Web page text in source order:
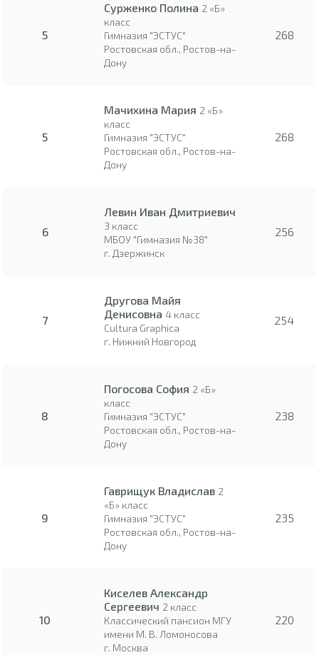
5
Сурженко Полина 2 «Б»
класс
Гимназия "ЭСТУС"
Ростовская обл., Ростов-на-
Дону
268
5
Мачихина Мария 2 «Б»
класс
Гимназия "ЭСТУС"
Ростовская обл., Ростов-на-
Дону
268
6
Левин Иван Дмитриевич
3 класс
МБОУ "Гимназия №38"
г. Дзержинск
256
7
Другова Майя
Денисовна 4 класс
Cultura Graphica
г. Нижний Новгород
254
8
Погосова София 2 «Б»
класс
Гимназия "ЭСТУС"
Ростовская обл., Ростов-на-
Дону
238
9
Гаврищук Владислав 2
«Б» класс
Гимназия "ЭСТУС"
Ростовская обл., Ростов-на-
Дону
235
10
Киселев Александр
Сергеевич 2 класс
Классический пансион МГУ
имени М. В. Ломоносова
г. Москва
220